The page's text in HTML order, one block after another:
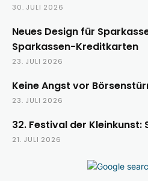
30. JULI 2026
Neues Design für
Sparkassen-Kreditkarten
23. JULI 2026
Keine Angst vor
23. JULI 2026
32. Festival der Kleinkunst:
21. JULI 2026